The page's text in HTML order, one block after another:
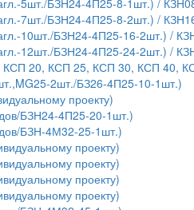
5шт./БЗН24-4П25-8-1шт.) /
7шт./БЗН24-4П25-8-2шт.) /
10шт./БЗН24-4П25-16-2шт.) /
12шт./БЗН24-4П25-24-2шт.) /
КСП 20, КСП 25, КСП 30, КСП 40,
2шт./БЗ26-4П25-10-1шт.)
проекту)
БЗН24-4П25-20-1шт.)
БЗН-4М32-25-1шт.)
проекту)
проекту)
проекту)
проекту)